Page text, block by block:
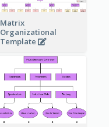
Matrix
Organizational
Template